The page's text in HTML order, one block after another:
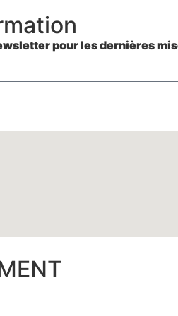
pour les dernières